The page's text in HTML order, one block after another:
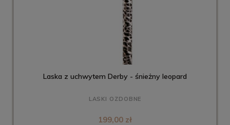
Laska z uchwytem Derby - śnieżny leopard
LASKI OZDOBNE
199,00 zł